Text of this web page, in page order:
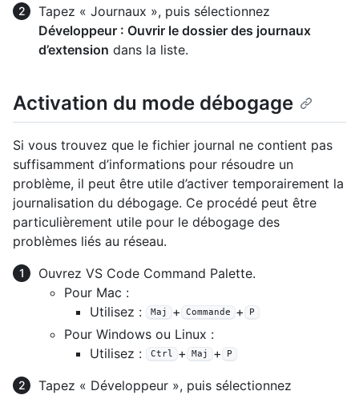
Tapez « Journaux », puis sélectionnez
Développeur : Ouvrir le dossier des journaux
d’extension dans la liste.
Activation du mode débogage
Si vous trouvez que le fichier journal ne contient pas
suffisamment d’informations pour résoudre un
problème, il peut être utile d’activer temporairement la
journalisation du débogage. Ce procédé peut être
particulièrement utile pour le débogage des
problèmes liés au réseau.
Ouvrez VS Code Command Palette.
Pour Mac :
Utilisez :
Maj + Commande + P
Pour Windows ou Linux :
Utilisez :
Ctrl + Maj + P
Tapez « Développeur », puis sélectionnez